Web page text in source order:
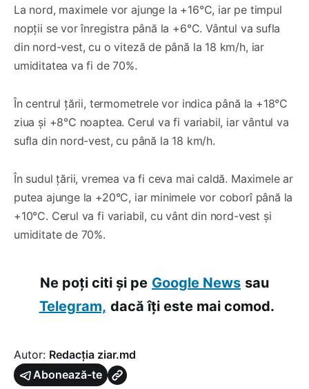
La nord, maximele vor ajunge la +16°C, iar pe timpul
nopții se vor înregistra până la +6°C. Vântul va sufla
din nord-vest, cu o viteză de până la 18 km/h, iar
umiditatea va fi de 70%.
În centrul țării, termometrele vor indica până la +18°C
ziua și +8°C noaptea. Cerul va fi variabil, iar vântul va
sufla din nord-vest, cu până la 18 km/h.
În sudul țării, vremea va fi ceva mai caldă. Maximele ar
putea ajunge la +20°C, iar minimele vor coborî până la
+10°C. Cerul va fi variabil, cu vânt din nord-vest și
umiditate de 70%.
Ne poți citi și pe Google News sau
Telegram, dacă îți este mai comod.
Autor: Redacția ziar.md
Abonează-te